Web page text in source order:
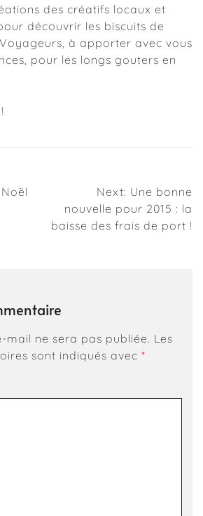
des créatifs locaux et
découvrir les biscuits de
à apporter avec vous
pour les longs gouters en
Next: Une bonne
nouvelle pour 2015 : la
baisse des frais de port !
mail ne sera pas publiée. Les
sont indiqués avec *